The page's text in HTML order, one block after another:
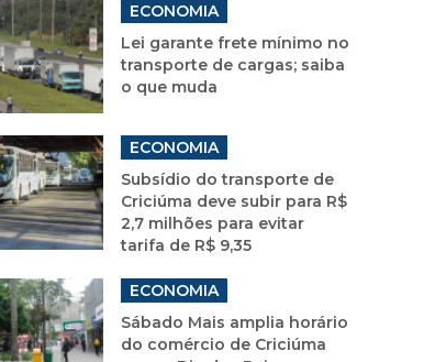
ECONOMIA
Lei garante frete mínimo no
transporte de cargas; saiba
o que muda
ECONOMIA
Subsídio do transporte de
Criciúma deve subir para R$
2,7 milhões para evitar
tarifa de R$ 9,35
ECONOMIA
Sábado Mais amplia horário
do comércio de Criciúma